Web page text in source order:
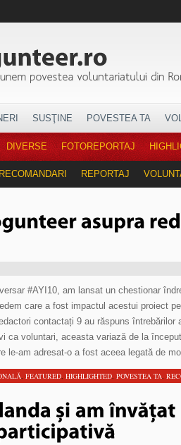
SUSŢINE POVESTEA TA
DIVERSE FOTOREPORTAJ
RECOMANDARI REPORTAJ
#AYI10, am lansat un chestionar
care a fost impactul acestui proiect
contactați 9 au răspuns
ca voluntari, aceasta variază de la
le-am adresat-o a fost aceea legată de
, FEATURED, HIGHLIGHTED, POVESTEA TA,